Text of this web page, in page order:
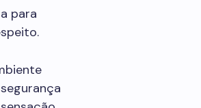
para